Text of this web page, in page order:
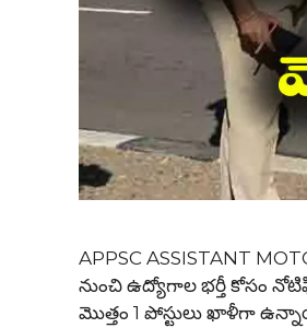
APPSC ASSISTANT
నుంచి ఉద్యోగాల భర్తీ కోసం
మొత్తం 1 పోస్టులు ఖాళీగా